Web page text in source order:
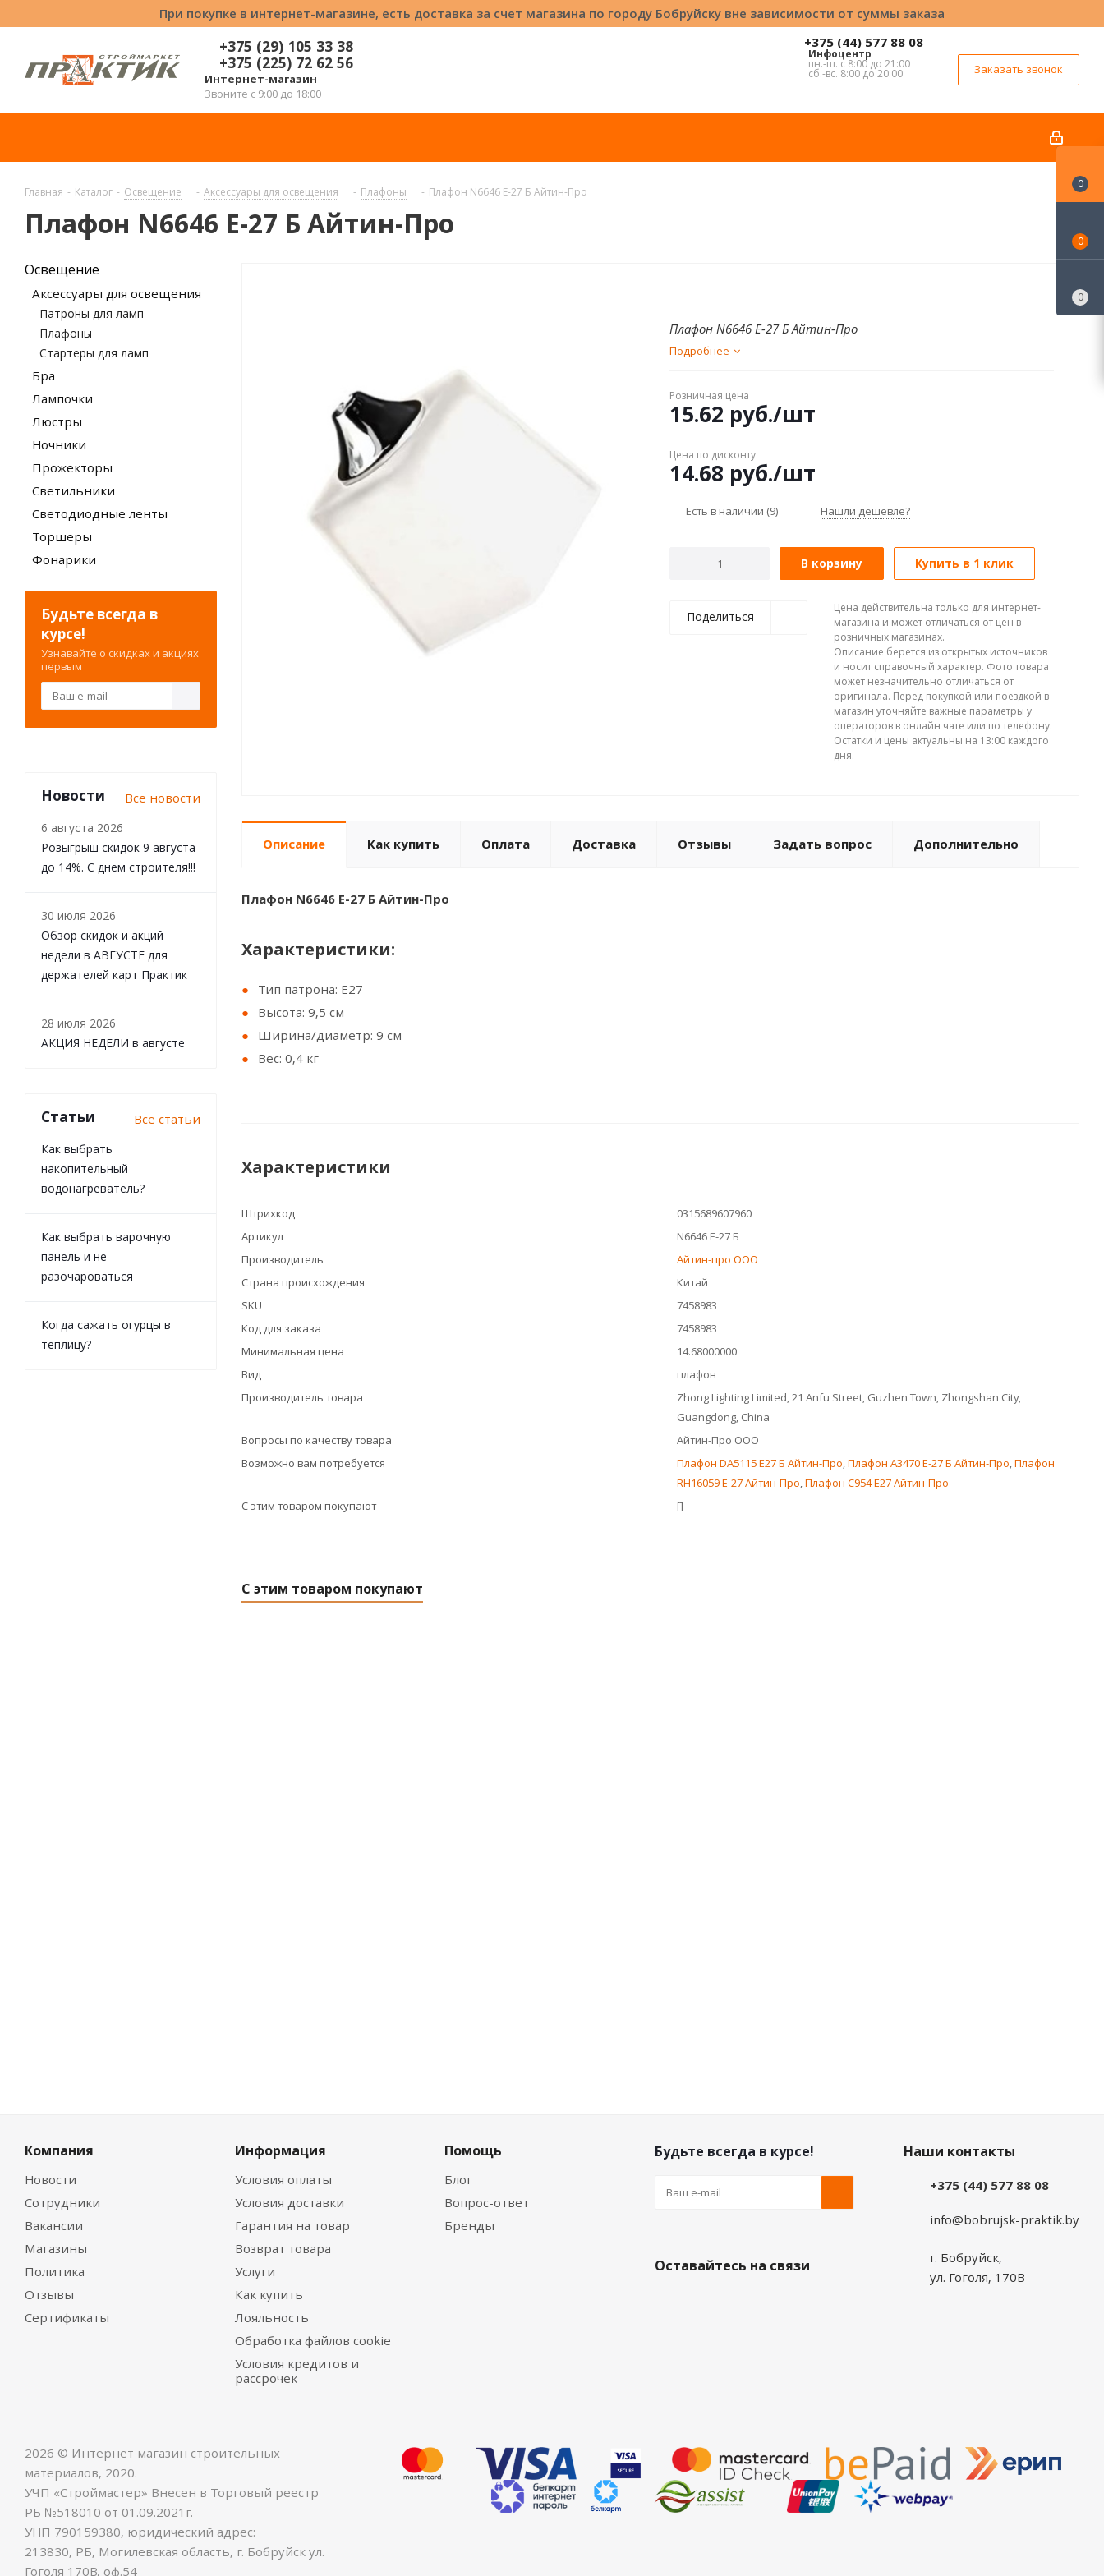
При покупке в интернет-магазине, есть доставка за счет магазина по городу Бобруйску вне зависимости от суммы заказа
+375 (29) 105 33 38
+375 (225) 72 62 56
Интернет-магазин
Звоните с 9:00 до 18:00
+375 (44) 577 88 08
Инфоцентр
пн.-пт. с 8:00 до 21:00
сб.-вс. 8:00 до 20:00 Заказать звонок
Главная - Каталог - Освещение - Аксессуары для освещения - Плафоны - Плафон N6646 Е-27 Б Айтин-Про
Плафон N6646 Е-27 Б Айтин-Про
Плафон N6646 Е-27 Б Айтин-Про
Подробнее
Розничная цена
15.62 руб./шт
Цена по дисконту
14.68 руб./шт
Есть в наличии (9) Нашли дешевле?
В корзину Купить в 1 клик
Поделиться
Цена действительна только для интернет-
магазина и может отличаться от цен в
розничных магазинах.
Описание берется из открытых источников
и носит справочный характер. Фото товара
может незначительно отличаться от
оригинала. Перед покупкой или поездкой в
магазин уточняйте важные параметры у
операторов в онлайн чате или по телефону.
Остатки и цены актуальны на 13:00 каждого
дня.
Описание Как купить Оплата Доставка Отзывы Задать вопрос Дополнительно
Плафон N6646 Е-27 Б Айтин-Про
Характеристики:
Тип патрона: Е27
Высота: 9,5 см
Ширина/диаметр: 9 см
Вес: 0,4 кг
Характеристики
Штрихкод
0315689607960
Артикул
N6646 Е-27 Б
Производитель
Айтин-про ООО
Страна происхождения
Китай
SKU
7458983
Код для заказа
7458983
Минимальная цена
14.68000000
Вид
плафон
Производитель товара
Zhong Lighting Limited, 21 Anfu Street, Guzhen Town, Zhongshan City,
Guangdong, China
Вопросы по качеству товара
Айтин-Про ООО
Возможно вам потребуется
Плафон DA5115 E27 Б Айтин-Про,Плафон A3470 E-27 Б Айтин-Про,Плафон
RH16059 E-27 Айтин-Про,Плафон C954 Е27 Айтин-Про
С этим товаром покупают
[]
С этим товаром покупают
Освещение
Аксессуары для освещения
Патроны для ламп
Плафоны
Стартеры для ламп
Бра
Лампочки
Люстры
Ночники
Прожекторы
Светильники
Светодиодные ленты
Торшеры
Фонарики
Будьте всегда в
курсе!
Узнавайте о скидках и акциях
первым
Новости Все новости
6 августа 2026
Розыгрыш скидок 9 августа
до 14%. С днем строителя!!!
30 июля 2026
Обзор скидок и акций
недели в АВГУСТЕ для
держателей карт Практик
28 июля 2026
АКЦИЯ НЕДЕЛИ в августе
Статьи Все статьи
Как выбрать
накопительный
водонагреватель?
Как выбрать варочную
панель и не
разочароваться
Когда сажать огурцы в
теплицу?
Компания
Новости
Сотрудники
Вакансии
Магазины
Политика
Отзывы
Сертификаты
Информация
Условия оплаты
Условия доставки
Гарантия на товар
Возврат товара
Услуги
Как купить
Лояльность
Обработка файлов cookie
Условия кредитов и
рассрочек
Помощь
Блог
Вопрос-ответ
Бренды
Будьте всегда в курсе!
Оставайтесь на связи
Наши контакты
+375 (44) 577 88 08
info@bobrujsk-praktik.by
г. Бобруйск,
ул. Гоголя, 170В
2026 © Интернет магазин строительных
материалов, 2020.
УЧП «Строймастер» Внесен в Торговый реестр
РБ №518010 от 01.09.2021г.
УНП 790159380, юридический адрес:
213830, РБ, Могилевская область, г. Бобруйск ул.
Гоголя 170В, оф.54
0
0
0